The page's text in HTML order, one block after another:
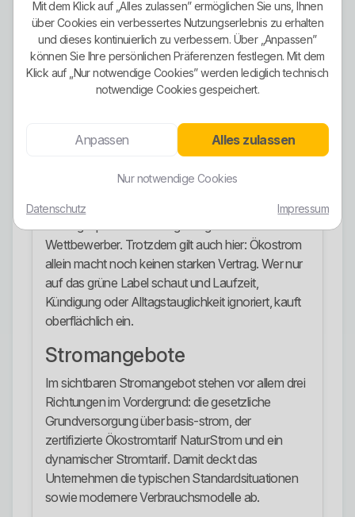
Punkte dieses Anbieters. Die Stadtwerke
Annaberg-Buchholz lassen ihren Ökostromtarif
„NaturStrom“ durch den TÜV NORD zertifizieren.
Laut offizieller Darstellung stammt dieser Tarif zu
100 Prozent aus Wasserkraft in der DACH-
Region. Zusätzlich wird hervorgehoben, dass ein
über reines Etiketten-Marketing hinaus eine
glaubwürdigere grüne Positionierung aufgebaut
Das ist deutlich belastbarer als das übliche
weichgespülte Nachhaltigkeitsgerede vieler
Wettbewerber. Trotzdem gilt auch hier: Ökostrom
allein macht noch keinen starken Vertrag. Wer nur
auf das grüne Label schaut und Laufzeit,
Kündigung oder Alltagstauglichkeit ignoriert, kauft
oberflächlich ein.
Stromangebote
Im sichtbaren Stromangebot stehen vor allem drei
Richtungen im Vordergrund: die gesetzliche
Grundversorgung über basis-strom, der
zertifizierte Ökostromtarif NaturStrom und ein
dynamischer Stromtarif. Damit deckt das
Unternehmen die typischen Standardsituationen
sowie modernere Verbrauchsmodelle ab.
Mit dem Klick auf „Alles zulassen” ermöglichen Sie uns, Ihnen
über Cookies ein verbessertes Nutzungserlebnis zu erhalten
und dieses kontinuierlich zu verbessern. Über „Anpassen”
können Sie Ihre persönlichen Präferenzen festlegen. Mit dem
Klick auf „Nur notwendige Cookies” werden lediglich technisch
notwendige Cookies gespeichert.
Anpassen Alles zulassen
Nur notwendige Cookies
Datenschutz Impressum